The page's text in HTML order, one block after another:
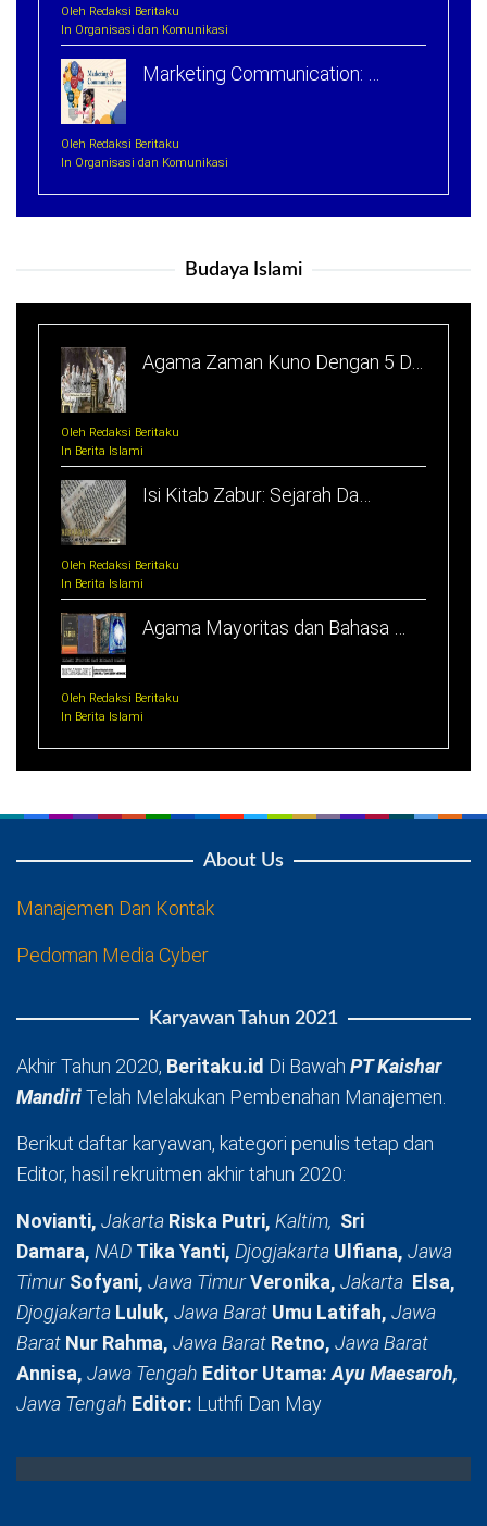
Oleh Redaksi Beritaku
In Organisasi dan Komunikasi
Marketing Communication: …
Oleh Redaksi Beritaku
In Organisasi dan Komunikasi
Budaya Islami
Agama Zaman Kuno Dengan 5 D…
Oleh Redaksi Beritaku
In Berita Islami
Isi Kitab Zabur: Sejarah Da…
Oleh Redaksi Beritaku
In Berita Islami
Agama Mayoritas dan Bahasa …
Oleh Redaksi Beritaku
In Berita Islami
About Us
Manajemen Dan Kontak
Pedoman Media Cyber
Karyawan Tahun 2021
Akhir Tahun 2020, Beritaku.id Di Bawah PT Kaishar
MandiriTelah Melakukan Pembenahan Manajemen.
Berikut daftar karyawan, kategori penulis tetap dan
Editor, hasil rekruitmen akhir tahun 2020:
Novianti, Jakarta Riska Putri, Kaltim, Sri
Damara, NAD Tika Yanti, Djogjakarta Ulfiana, Jawa
TimurSofyani, Jawa TimurVeronika, Jakarta Elsa,
Djogjakarta Luluk, Jawa Barat Umu Latifah, Jawa
Barat Nur Rahma, Jawa Barat Retno, Jawa Barat
Annisa, Jawa Tengah Editor Utama:Ayu Maesaroh,
Jawa Tengah Editor: Luthfi Dan May